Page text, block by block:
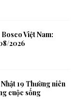
Việt Nam:
2026
19 Thường niên
cuộc sống